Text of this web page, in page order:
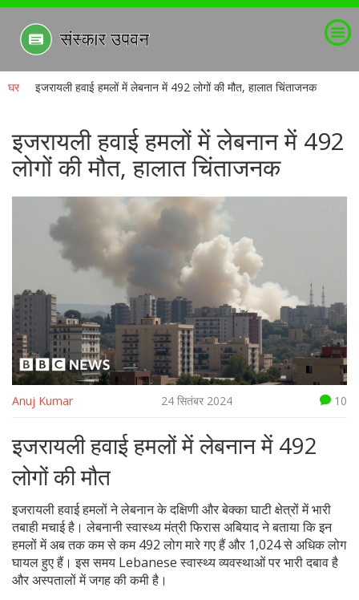
घर इजरायली हवाई हमलों में लेबनान में 492 लोगों की मौत, हालात चिंताजनक
इजरायली हवाई हमलों में लेबनान में 492
लोगों की मौत, हालात चिंताजनक
Anuj Kumar 24 सितंबर 2024 10
इजरायली हवाई हमलों में लेबनान में 492
लोगों की मौत
इजरायली हवाई हमलों ने लेबनान के दक्षिणी और बेक्का घाटी क्षेत्रों में भारी
तबाही मचाई है। लेबनानी स्वास्थ्य मंत्री फिरास अबियाद ने बताया कि इन
हमलों में अब तक कम से कम 492 लोग मारे गए हैं और 1,024 से अधिक लोग
घायल हुए हैं। इस समय Lebanese स्वास्थ्य व्यवस्थाओं पर भारी दबाव है
और अस्‍पतालों में जगह की कमी है।